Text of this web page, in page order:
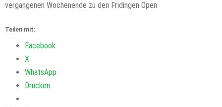
vergangenen Wochenende zu den Fridingen Open
Teilen mit:
Facebook
X
WhatsApp
Drucken